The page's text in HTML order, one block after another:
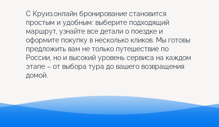
С Круиз.онлайн бронирование становится
простым и удобным: выберите подходящий
маршрут, узнайте все детали о поездке и
оформите покупку в несколько кликов. Мы готовы
предложить вам не только путешествие по
России, но и высокий уровень сервиса на каждом
этапе – от выбора тура до вашего возвращения
домой.